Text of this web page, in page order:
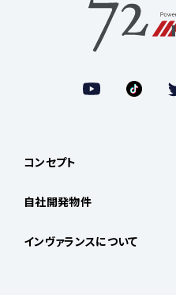
コンセプト
自社開発物件
インヴァランスについて